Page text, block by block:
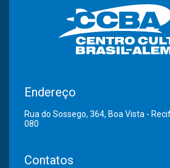
Endereço
Rua do Sossego, 364, Boa Vista -
080
Contatos